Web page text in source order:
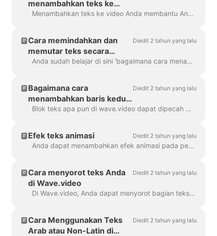
menambahkan teks ke
video saya?
Menambahkan teks ke video Anda membantu Anda menyampaikan pesan Anda, bahkan ketika penonton menonton video dengan suara dimatikan. Di Wave.video, Anda dapat melakukan hal tersebut...
Cara memindahkan dan
memutar teks secara
bebas di sekitar video
Diedit 2 tahun yang lalu
Anda sudah belajar di sini 'bagaimana cara menambahkan teks ke video saya'. Di sini, kita akan berbicara tentang memindahkan dua atau lebih blok teks di sekitar video di Wave.video ...
Bagaimana cara
menambahkan baris kedua
teks ke video Anda?
Diedit 2 tahun yang lalu
Blok teks apa pun di wave.video dapat dipecah menjadi beberapa baris dengan ukuran, warna, dan dekorasi yang berbeda. Untuk menambahkan baris, pilih teks Anda. Jika Anda ...
Efek teks animasi Diedit 2 tahun yang lalu
Anda dapat menambahkan efek animasi pada pesan teks di video Anda untuk membuatnya lebih menarik dan memikat. Setelah Anda menambahkan teks ke video Anda, ...
Cara menyorot teks Anda
di Wave.video
Diedit 2 tahun yang lalu
Di Wave.video, Anda dapat menyorot bagian teks Anda untuk membuatnya menonjol dari pesan lainnya. Untuk menyorot bagian teks, pilih...
Cara Menggunakan Teks
Arab atau Non-Latin di
Diedit 2 tahun yang lalu